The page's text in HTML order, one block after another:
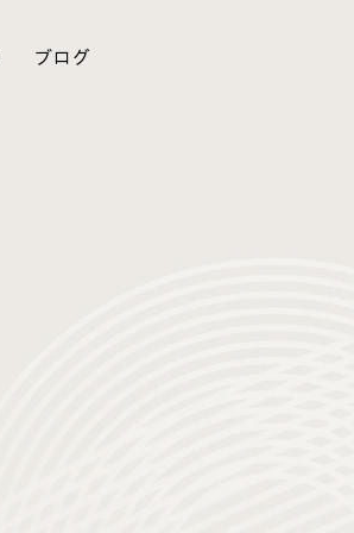
ブログ